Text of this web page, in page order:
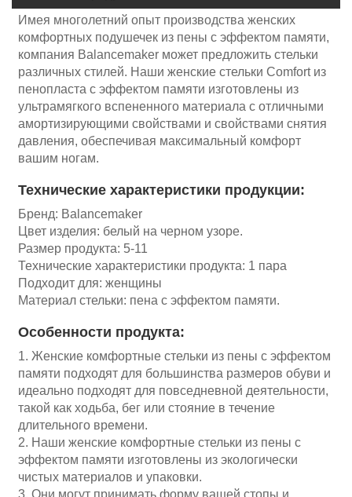
Имея многолетний опыт производства женских
комфортных подушечек из пены с эффектом памяти,
компания Balancemaker может предложить стельки
различных стилей. Наши женские стельки Comfort из
пенопласта с эффектом памяти изготовлены из
ультрамягкого вспененного материала с отличными
амортизирующими свойствами и свойствами снятия
давления, обеспечивая максимальный комфорт
вашим ногам.
Технические характеристики продукции:
Бренд: Balancemaker
Цвет изделия: белый на черном узоре.
Размер продукта: 5-11
Технические характеристики продукта: 1 пара
Подходит для: женщины
Материал стельки: пена с эффектом памяти.
Особенности продукта:
1. Женские комфортные стельки из пены с эффектом
памяти подходят для большинства размеров обуви и
идеально подходят для повседневной деятельности,
такой как ходьба, бег или стояние в течение
длительного времени.
2. Наши женские комфортные стельки из пены с
эффектом памяти изготовлены из экологически
чистых материалов и упаковки.
3. Они могут принимать форму вашей стопы и